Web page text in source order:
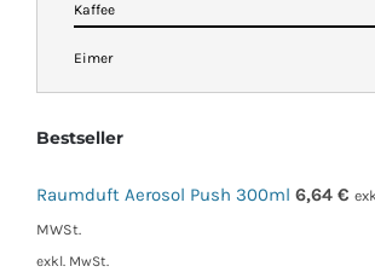
Kaffee
Eimer
Bestseller
Raumduft Aerosol Push 300ml 6,64 €
MWSt.
exkl. MwSt.